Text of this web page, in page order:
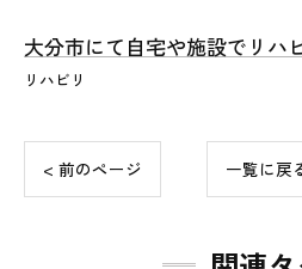
大分市にて自宅や施設でリハ
リハビリ
< 前のページ 一覧に戻